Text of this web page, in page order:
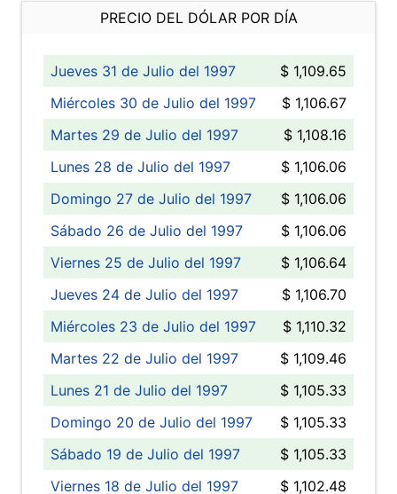
PRECIO DEL DÓLAR POR DÍA
Jueves 31 de Julio del 1997
$ 1,109.65
Miércoles 30 de Julio del 1997
$ 1,106.67
Martes 29 de Julio del 1997
$ 1,108.16
Lunes 28 de Julio del 1997
$ 1,106.06
Domingo 27 de Julio del 1997
$ 1,106.06
Sábado 26 de Julio del 1997
$ 1,106.06
Viernes 25 de Julio del 1997
$ 1,106.64
Jueves 24 de Julio del 1997
$ 1,106.70
Miércoles 23 de Julio del 1997
$ 1,110.32
Martes 22 de Julio del 1997
$ 1,109.46
Lunes 21 de Julio del 1997
$ 1,105.33
Domingo 20 de Julio del 1997
$ 1,105.33
Sábado 19 de Julio del 1997
$ 1,105.33
Viernes 18 de Julio del 1997
$ 1,102.48